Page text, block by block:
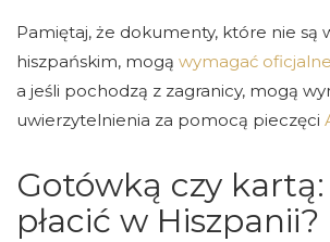
Pamiętaj, że dokumenty, które nie są
hiszpańskim, mogą wymagać
a jeśli pochodzą z zagranicy, mogą
uwierzytelnienia za pomocą pieczęci
Gotówką czy
płacić w Hiszpanii?